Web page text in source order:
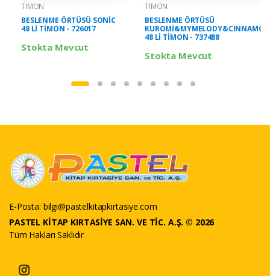
TIMON
BESLENME ÖRTÜSÜ SONİC
48 Lİ TİMON - 726017
Stokta Mevcut
TIMON
BESLENME ÖRTÜSÜ
48 Lİ TİMON - 737488
Stokta Mevcut
E-Posta: bilgi@pastelkitapkirtasiye.com
PASTEL KİTAP KIRTASİYE SAN. VE TİC. A.Ş. © 2026
Tüm Hakları Saklıdır